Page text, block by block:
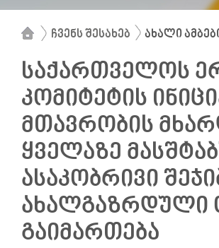
ჩვენს შესახებ ახალი
საქართველოს
კომიტეტის
მთავრობის
ყველაზე
ასაკობრივი
ახალგაზრდული
გაიმართება